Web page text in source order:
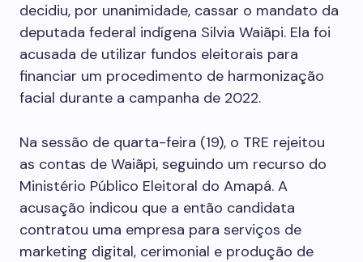
decidiu, por unanimidade, cassar o mandato da
deputada federal indígena Silvia Waiãpi. Ela foi
acusada de utilizar fundos eleitorais para
financiar um procedimento de harmonização
facial durante a campanha de 2022.
Na sessão de quarta-feira (19), o TRE rejeitou
as contas de Waiãpi, seguindo um recurso do
Ministério Público Eleitoral do Amapá. A
acusação indicou que a então candidata
contratou uma empresa para serviços de
marketing digital, cerimonial e produção de